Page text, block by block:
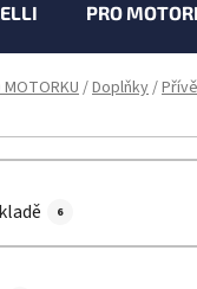
PRO
MOTORKU/Doplňky/
6